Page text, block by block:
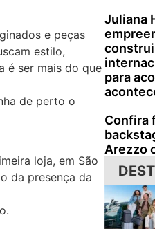
e peças
estilo,
é ser mais do que
de perto o
loja, em São
da presença da
Juliana
para
Confira
Arezzo